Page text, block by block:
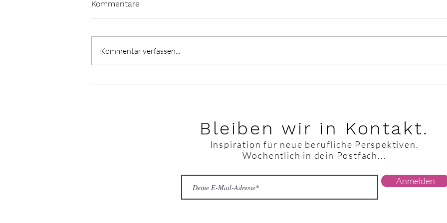
Kommentare
Kommentar verfassen...
Bleiben wir in Kontakt.
Inspiration für neue berufliche Perspektiven.
Wöchentlich in dein Postfach...
Anmelden